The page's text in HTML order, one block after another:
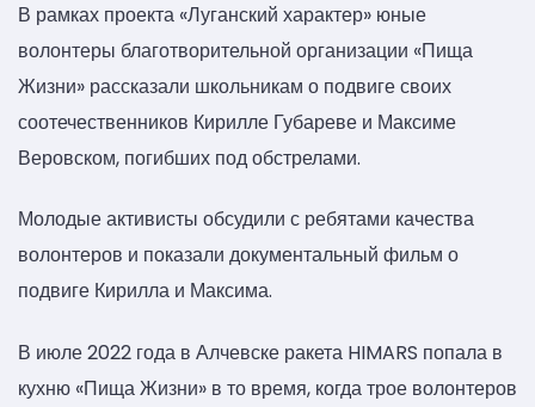
В рамках проекта «Луганский характер» юные
волонтеры благотворительной организации «Пища
Жизни» рассказали школьникам о подвиге своих
соотечественников Кирилле Губареве и Максиме
Веровском, погибших под обстрелами.
Молодые активисты обсудили с ребятами качества
волонтеров и показали документальный фильм о
подвиге Кирилла и Максима.
В июле 2022 года в Алчевске ракета HIMARS попала в
кухню «Пища Жизни» в то время, когда трое волонтеров